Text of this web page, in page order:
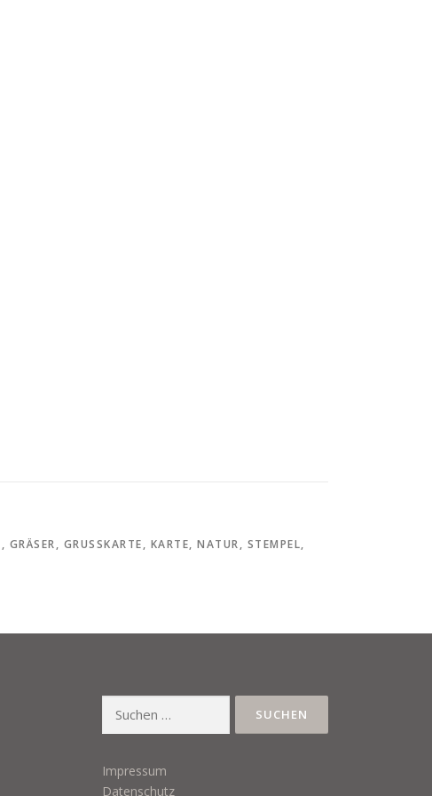
, GRÄSER, GRUSSKARTE , KARTE, NATUR, STEMPEL,
Impressum
Datenschutz